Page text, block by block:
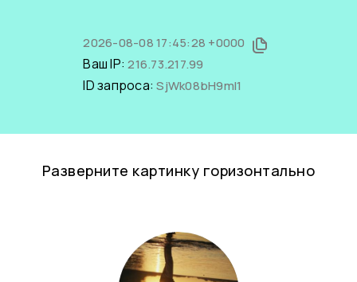
2026-08-08 17:45:28 +0000
Ваш IP:216.73.217.99
ID запроса:SjWk08bH9mI1
Разверните картинку горизонтально